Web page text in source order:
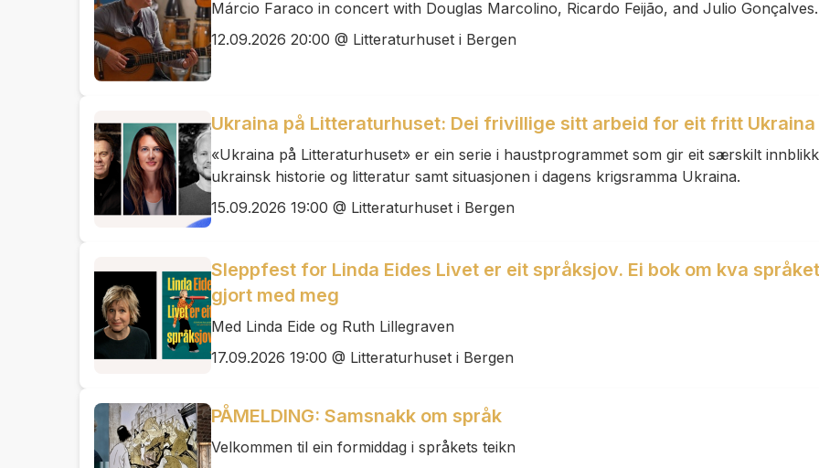
Márcio Faraco in concert with Douglas Marcolino, Ricardo Feijão, and Julio Gonçalves.
12.09.2026 20:00 @ Litteraturhuset i Bergen
Ukraina på Litteraturhuset: Dei frivillige sitt arbeid for eit fritt Ukraina
«Ukraina på Litteraturhuset» er ein serie i haustprogrammet som gir eit særskilt
ukrainsk historie og litteratur samt situasjonen i dagens krigsramma Ukraina.
15.09.2026 19:00 @ Litteraturhuset i Bergen
Sleppfest for Linda Eides Livet er eit språksjov. Ei bok om kva
gjort med meg
Med Linda Eide og Ruth Lillegraven
17.09.2026 19:00 @ Litteraturhuset i Bergen
PÅMELDING: Samsnakk om språk
Velkommen til ein formiddag i språkets teikn